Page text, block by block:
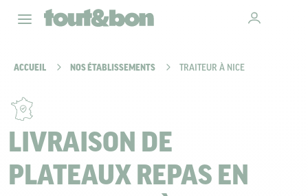
ACCUEIL NOS ÉTABLISSEMENTS TRAITEUR À NICE
LIVRAISON DE
PLATEAUX REPAS EN